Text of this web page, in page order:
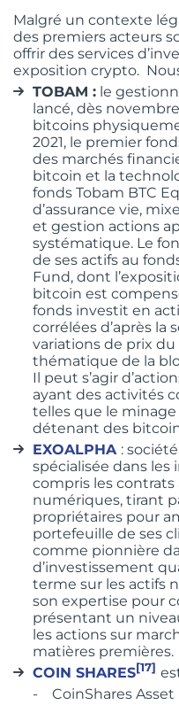
Malgré un contexte
des premiers acteurs
offrir des services
exposition crypto.
TOBAM : le
lancé, dès
bitcoins
2021, le premier
des marchés
bitcoin et la
fonds Tobam BTC
d’assurance vie,
et gestion actions
systématique. Le
de ses actifs au
Fund, dont
bitcoin est
fonds investit en
corrélées d’après la
variations de prix du
thématique de la
Il peut s’agir
ayant des activités
telles que le
détenant des
EXOALPHA :
spécialisée dans
compris les contrats
numériques, tirant
propriétaires pour
portefeuille de ses
comme pionnière
d’investissement
terme sur les actifs
son expertise pour
présentant un
les actions sur
matières premières.
COIN SHARES[17]
CoinShares